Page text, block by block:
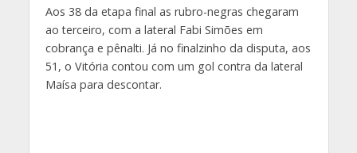
Aos 38 da etapa final as rubro-negras chegaram
ao terceiro, com a lateral Fabi Simões em
cobrança e pênalti. Já no finalzinho da disputa, aos
51, o Vitória contou com um gol contra da lateral
Maísa para descontar.